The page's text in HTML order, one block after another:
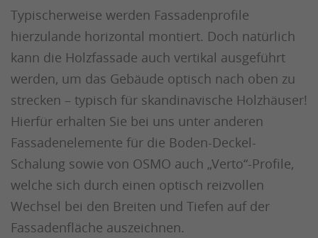
Typischerweise werden Fassadenprofile
hierzulande horizontal montiert. Doch natürlich
kann die Holzfassade auch vertikal ausgeführt
werden, um das Gebäude optisch nach oben zu
strecken – typisch für skandinavische Holzhäuser!
Hierfür erhalten Sie bei uns unter anderen
Fassadenelemente für die Boden-Deckel-
Schalung sowie von OSMO auch „Verto“-Profile,
welche sich durch einen optisch reizvollen
Wechsel bei den Breiten und Tiefen auf der
Fassadenfläche auszeichnen.